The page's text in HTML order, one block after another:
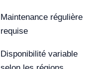
Maintenance régulière
requise
Disponibilité variable